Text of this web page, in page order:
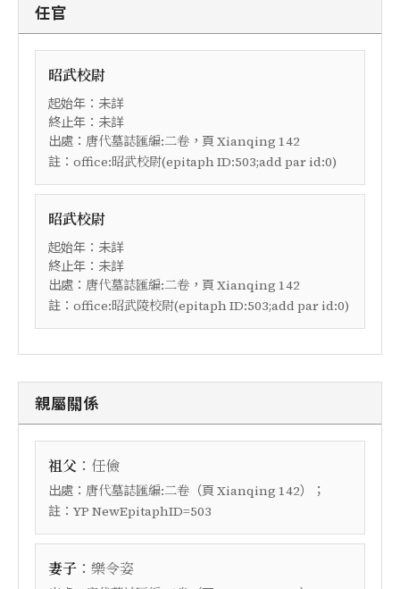
任官
昭武校尉
起始年：未詳
終止年：未詳
出處： 唐代墓誌匯編:二卷 ，頁 Xianqing 142
註： office:昭武校尉(epitaph ID:503;add par id:0)
昭武校尉
起始年：未詳
終止年：未詳
出處： 唐代墓誌匯編:二卷 ，頁 Xianqing 142
註： office:昭武陵校尉(epitaph ID:503;add par id:0)
親屬關係
祖父 ： 任儉
出處： 唐代墓誌匯編:二卷 （頁 Xianqing 142）；
註： YP NewEpitaphID=503
妻子 ： 樂令姿